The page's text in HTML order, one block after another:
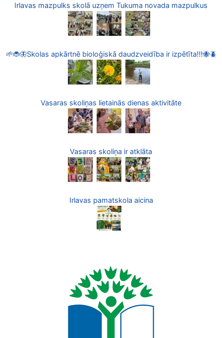
Irlavas mazpulks skolā uzņem Tukuma novada mazpulkus
🌱🐞🦋Skolas apkārtnē bioloģiskā daudzveidība ir izpētīta!!!🐝🪲
Vasaras skoliņas lietainās dienas aktivitāte
Vasaras skoliņa ir atklāta
Irlavas pamatskola aicina